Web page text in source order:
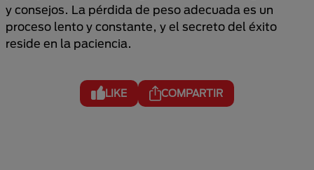
y consejos. La pérdida de peso adecuada es un
proceso lento y constante, y el secreto del éxito
reside en la paciencia.
LIKE COMPARTIR